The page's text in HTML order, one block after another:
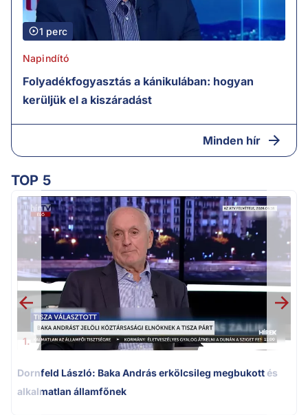
1 perc
Napindító
Folyadékfogyasztás a kánikulában: hogyan
kerüljük el a kiszáradást
Minden hír
TOP 5
1.
Dornfeld László: Baka András erkölcsileg megbukott és
alkalmatlan államfőnek